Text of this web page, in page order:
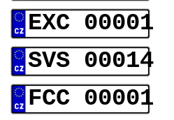
EXC 00001
SVS 00014
FCC 00001